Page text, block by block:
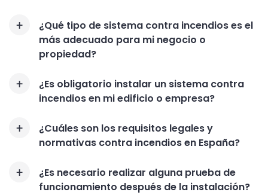
¿Qué tipo de sistema contra incendios es el
más adecuado para mi negocio o
propiedad?
¿Es obligatorio instalar un sistema contra
incendios en mi edificio o empresa?
¿Cuáles son los requisitos legales y
normativas contra incendios en España?
¿Es necesario realizar alguna prueba de
funcionamiento después de la instalación?